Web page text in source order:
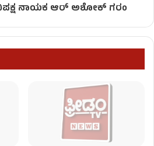
ನಾಯಕ ಆರ್ ಅಶೋಕ್​ ಗರಂ